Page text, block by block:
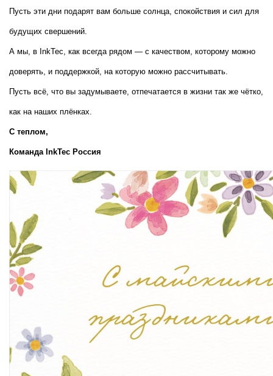
Пусть эти дни подарят вам больше солнца, спокойствия и сил для
будущих свершений.
А мы, в InkTec, как всегда рядом — с качеством, которому можно
доверять, и поддержкой, на которую можно рассчитывать.
Пусть всё, что вы задумываете, отпечатается в жизни так же чётко,
как на наших плёнках.
С теплом,
Команда InkTec Россия